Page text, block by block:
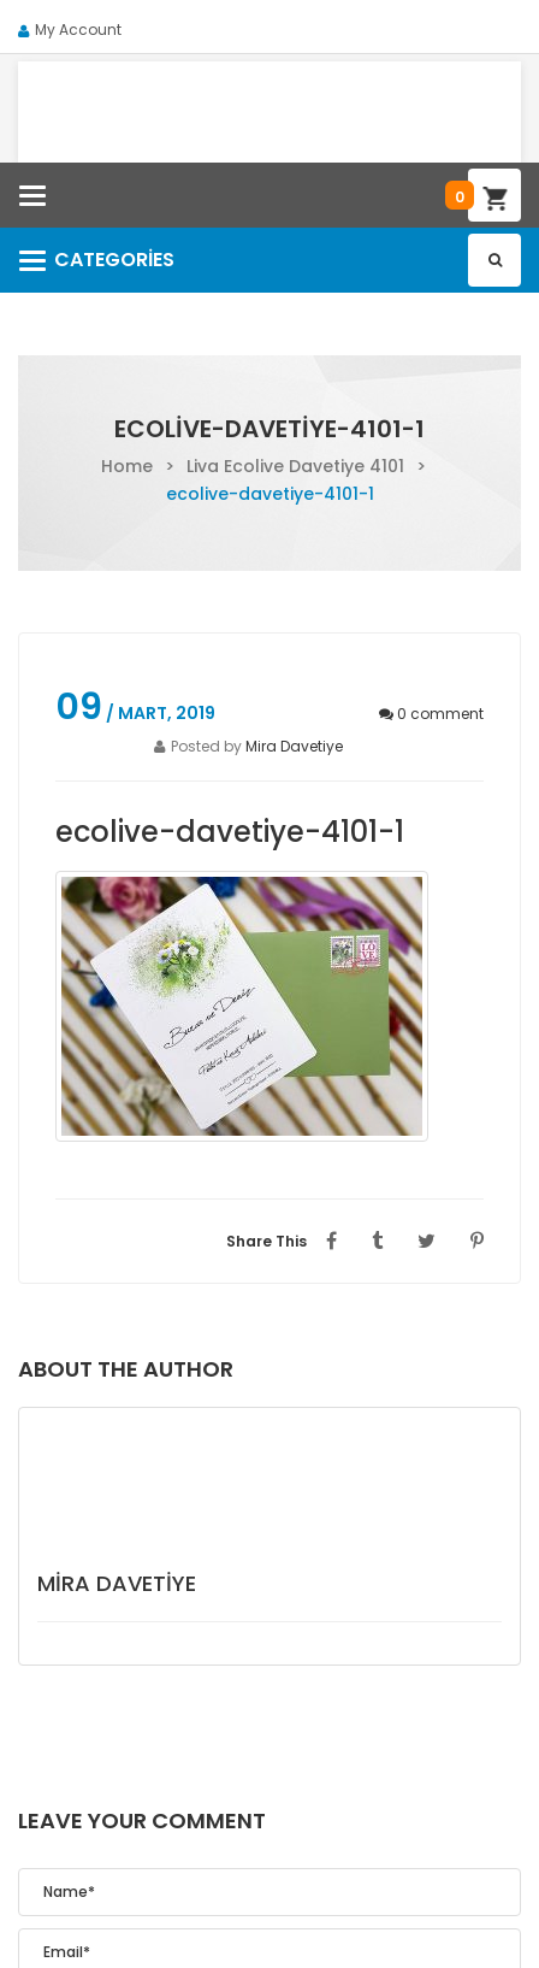
My Account
0
CATEGORIES
Categories
ECOLIVE-DAVETIYE-4101-1
Home > Liva Ecolive Davetiye 4101
>
ecolive-davetiye-4101-1
09 / MART, 2019 0 comment
Posted byMira Davetiye
ecolive-davetiye-4101-1
Share This
ABOUT THE AUTHOR
MIRA DAVETIYE
LEAVE YOUR COMMENT